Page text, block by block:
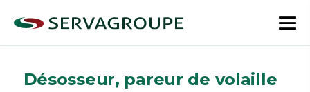
Désosseur, pareur de volaille